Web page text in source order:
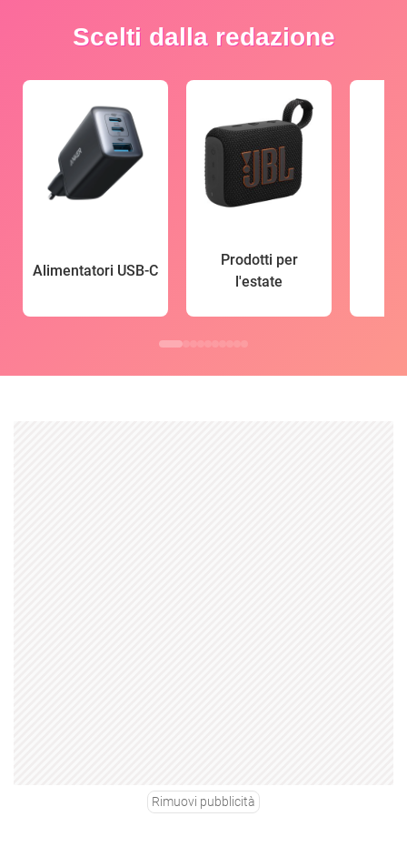
Scelti dalla redazione
Alimentatori USB-C
Prodotti per
l'estate
Rimuovi pubblicità